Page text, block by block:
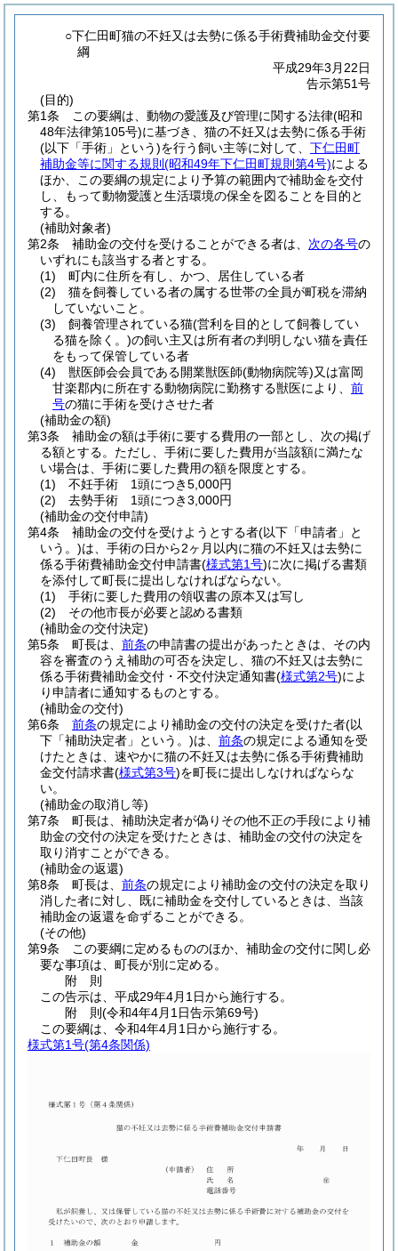
○下仁田町猫の不妊又は去勢に係る手術費補助金交付要
綱
平成29年3月22日
告示第51号
(目的)
第1条
この要綱は、動物の愛護及び管理に関する法律(昭和
48年法律第105号)に基づき、猫の不妊又は去勢に係る手術
(以下「手術」という)を行う飼い主等に対して、 下仁田町
補助金等に関する規則 (昭和49年下仁田町規則第4号)による
ほか、この要綱の規定により予算の範囲内で補助金を交付
し、もって動物愛護と生活環境の保全を図ることを目的と
する。
(補助対象者)
第2条
補助金の交付を受けることができる者は、 次の各号の
いずれにも該当する者とする。
(1)
町内に住所を有し、かつ、居住している者
(2)
猫を飼養している者の属する世帯の全員が町税を滞納
していないこと。
(3)
飼養管理されている猫(営利を目的として飼養してい
る猫を除く。)の飼い主又は所有者の判明しない猫を責任
をもって保管している者
(4)
獣医師会会員である開業獣医師(動物病院等)又は富岡
甘楽郡内に所在する動物病院に勤務する獣医により、 前
号の猫に手術を受けさせた者
(補助金の額)
第3条
補助金の額は手術に要する費用の一部とし、次の掲げ
る額とする。 ただし、手術に要した費用が当該額に満たな
い場合は、手術に要した費用の額を限度とする。
(1)
不妊手術 1頭につき5,000円
(2)
去勢手術 1頭につき3,000円
(補助金の交付申請)
第4条
補助金の交付を受けようとする者(以下「申請者」と
いう。)は、手術の日から2ヶ月以内に猫の不妊又は去勢に
係る手術費補助金交付申請書(様式第1号)に次に掲げる書類
を添付して町長に提出しなければならない。
(1)
手術に要した費用の領収書の原本又は写し
(2)
その他市長が必要と認める書類
(補助金の交付決定)
第5条
町長は、 前条の申請書の提出があったときは、その内
容を審査のうえ補助の可否を決定し、猫の不妊又は去勢に
係る手術費補助金交付・不交付決定通知書(様式第2号)によ
り申請者に通知するものとする。
(補助金の交付)
第6条
前条の規定により補助金の交付の決定を受けた者(以
下「補助決定者」という。)は、 前条の規定による通知を受
けたときは、速やかに猫の不妊又は去勢に係る手術費補助
金交付請求書(様式第3号)を町長に提出しなければならな
い。
(補助金の取消し等)
第7条
町長は、補助決定者が偽りその他不正の手段により補
助金の交付の決定を受けたときは、補助金の交付の決定を
取り消すことができる。
(補助金の返還)
第8条
町長は、 前条の規定により補助金の交付の決定を取り
消した者に対し、既に補助金を交付しているときは、当該
補助金の返還を命ずることができる。
(その他)
第9条
この要綱に定めるもののほか、補助金の交付に関し必
要な事項は、町長が別に定める。
附 則
この告示は、平成29年4月1日から施行する。
附 則(令和4年4月1日告示第69号)
この要綱は、令和4年4月1日から施行する。
様式第1号(第4条関係)